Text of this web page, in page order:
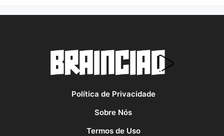
Política de Privacidade
Sobre Nós
Termos de Uso